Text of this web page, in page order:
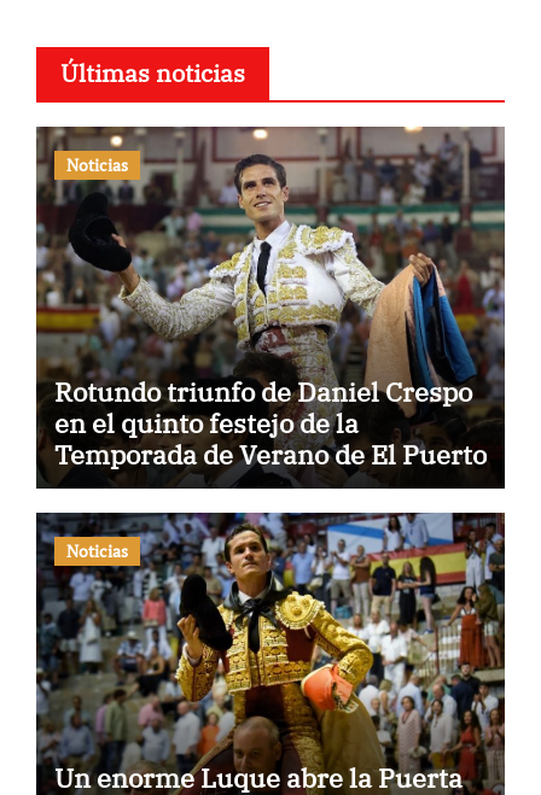
Últimas noticias
Noticias
Rotundo triunfo de Daniel Crespo
en el quinto festejo de la
Temporada de Verano de El Puerto
Noticias
Un enorme Luque abre la Puerta